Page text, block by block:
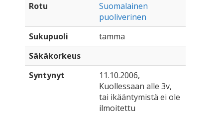
Rotu
Suomalainen
puoliverinen
Sukupuoli
tamma
Säkäkorkeus
Syntynyt
11.10.2006,
Kuollessaan alle 3v,
tai ikääntymistä ei ole
ilmoitettu